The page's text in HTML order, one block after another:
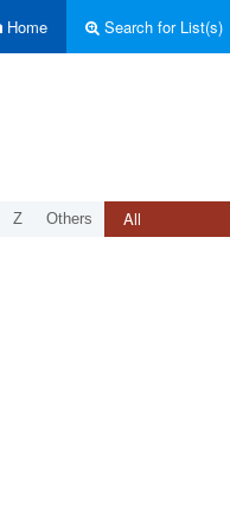
Home Search for List(s)
Z Others All